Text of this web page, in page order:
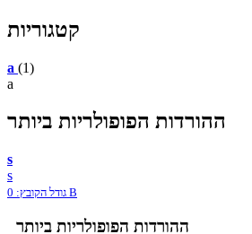
קטגוריות
a (1)
a
ההורדות הפופולריות ביותר
s
s
גודל הקובץ: 0 B
ההורדות הפופולריות ביותר